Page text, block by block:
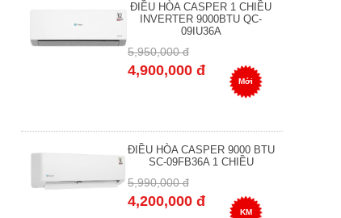
ĐIỀU HÒA CASPER 1 CHIỀU
INVERTER 9000BTU QC-
09IU36A
5,950,000 đ
4,900,000 đ
Mới
ĐIỀU HÒA CASPER 9000 BTU
SC-09FB36A 1 CHIỀU
5,990,000 đ
4,200,000 đ
KM